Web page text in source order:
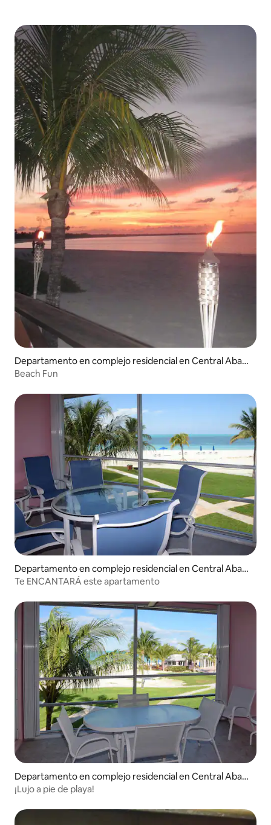
Departamento en complejo residencial en Central Abac
o
Beach Fun
Departamento en complejo residencial en Central Abac
o
Te ENCANTARÁ este apartamento
Departamento en complejo residencial en Central Abac
o
¡Lujo a pie de playa!